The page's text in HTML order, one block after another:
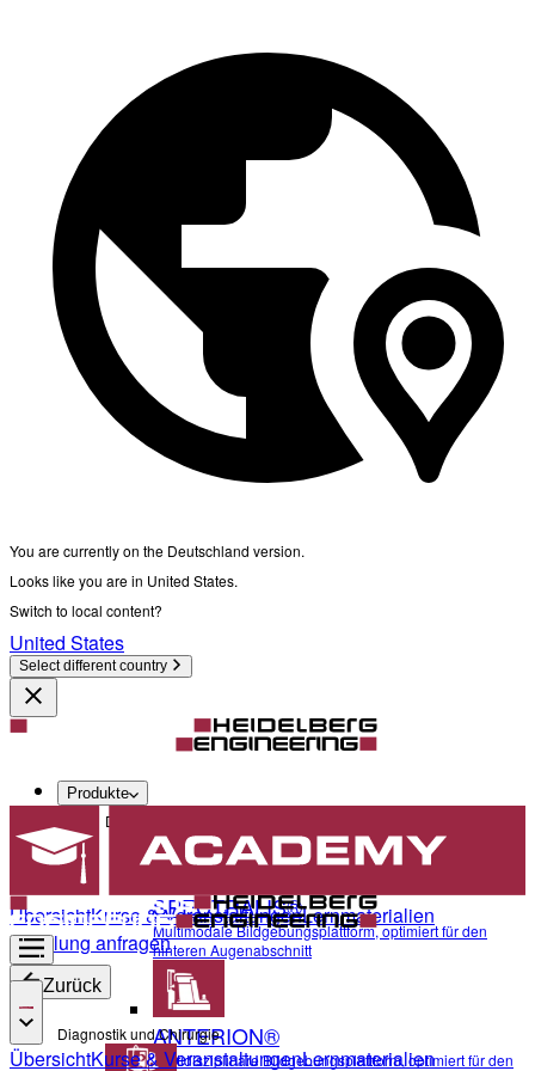
You are currently on the Deutschland version.
Looks like you are in United States.
Switch to local content?
United States
Select different country
Produkte
Diagnostik und Chirurgie
SPECTRALIS®
Multimodale Bildgebungsplattform, optimiert für den
hinteren Augenabschnitt
ANTERION®
Multidisziplinäre Bildgebungsplattform, optimiert für den
ÜbersichtKurse & VeranstaltungenLernmaterialien
Schulung anfragen
Zurück
Diagnostik und Chirurgie
ÜbersichtKurse & VeranstaltungenLernmaterialien